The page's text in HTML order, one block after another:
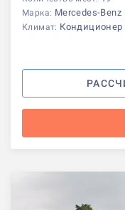
Марка: Mercedes-Benz
Климат: Кондиционер